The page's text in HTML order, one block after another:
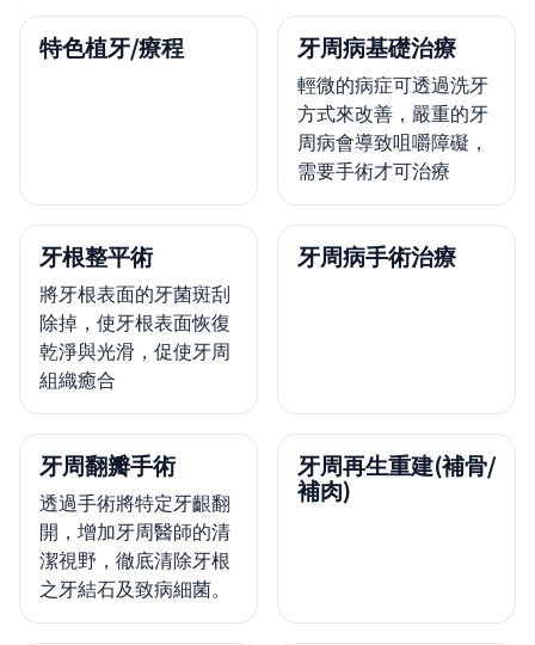
特色植牙/療程 牙周病基礎治療
輕微的病症可透過洗牙
方式來改善，嚴重的牙
周病會導致咀嚼障礙，
需要手術才可治療
牙根整平術
將牙根表面的牙菌斑刮
除掉，使牙根表面恢復
乾淨與光滑，促使牙周
組織癒合
牙周病手術治療
牙周翻瓣手術
透過手術將特定牙齦翻
開，增加牙周醫師的清
潔視野，徹底清除牙根
之牙結石及致病細菌。
牙周再生重建(補骨/
補肉)